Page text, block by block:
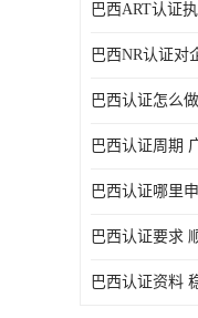
巴西ART认证
巴西NR认证对